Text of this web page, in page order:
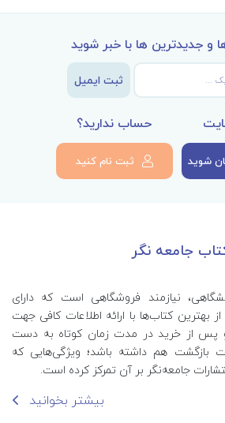
و جدیدترین ها با خبر شوید
ثبت ایمیل
شوید
حساب ندارید؟
ثبت نام کنید
جامعه نگر
نیازمند فروشگاهی است که دارای
بهترین کتاب‌ها با ارائه اطلاعات کافی جهت
پس از خرید در مدت زمان کوتاه به دست
بازگشت هم داشته باشد؛ ویژگی‌هایی که
جامعه‌نگر بر آن تمرکز کرده است.
بیشتر بخوانید